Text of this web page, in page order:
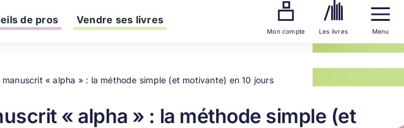
de pros Vendre ses livres
Mon compte Les livres Menu
manuscrit « alpha » : la méthode simple (et motivante) en 10 jours
« alpha » : la méthode simple (et